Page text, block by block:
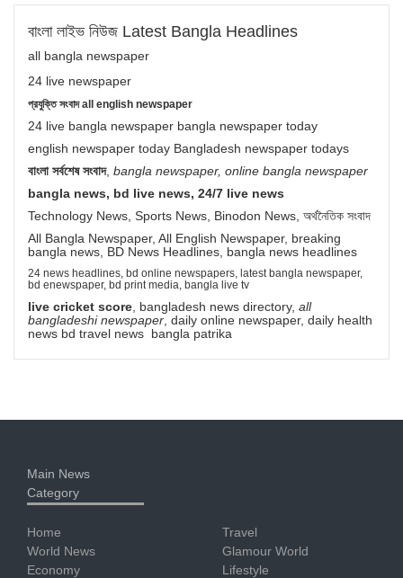
বাংলা লাইভ নিউজ Latest Bangla Headlines
all bangla newspaper
24 live newspaper
প্রযুক্তি সংবাদ all english newspaper
24 live bangla newspaper bangla newspaper today
english newspaper today Bangladesh newspaper todays
বাংলা সর্বশেষ সংবাদ, bangla newspaper, online bangla newspaper
bangla news, bd live news, 24/7 live news
Technology News, Sports News, Binodon News, অর্থনৈতিক সংবাদ
All Bangla Newspaper, All English Newspaper, breaking
bangla news, BD News Headlines, bangla news headlines
24 news headlines, bd online newspapers, latest bangla newspaper,
bd enewspaper, bd print media, bangla live tv
live cricket score , bangladesh news directory, all
bangladeshi newspaper , daily online newspaper, daily health
news bd travel news bangla patrika
Main News
Category
Home
World News
Economy
Travel
Glamour World
Lifestyle